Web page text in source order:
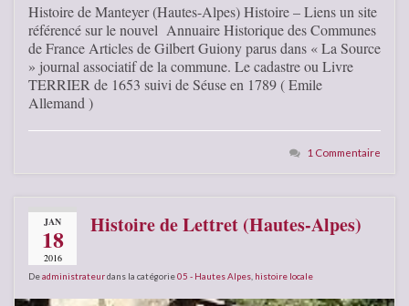
Histoire de Manteyer (Hautes-Alpes) Histoire – Liens un site
référencé sur le nouvel Annuaire Historique des Communes
de France Articles de Gilbert Guiony parus dans « La Source
» journal associatif de la commune. Le cadastre ou Livre
TERRIER de 1653 suivi de Séuse en 1789 ( Emile
Allemand )
1 Commentaire
JAN
18
2016
Histoire de Lettret (Hautes-Alpes)
Deadministrateurdans la catégorie05 - Hautes Alpes histoire locale